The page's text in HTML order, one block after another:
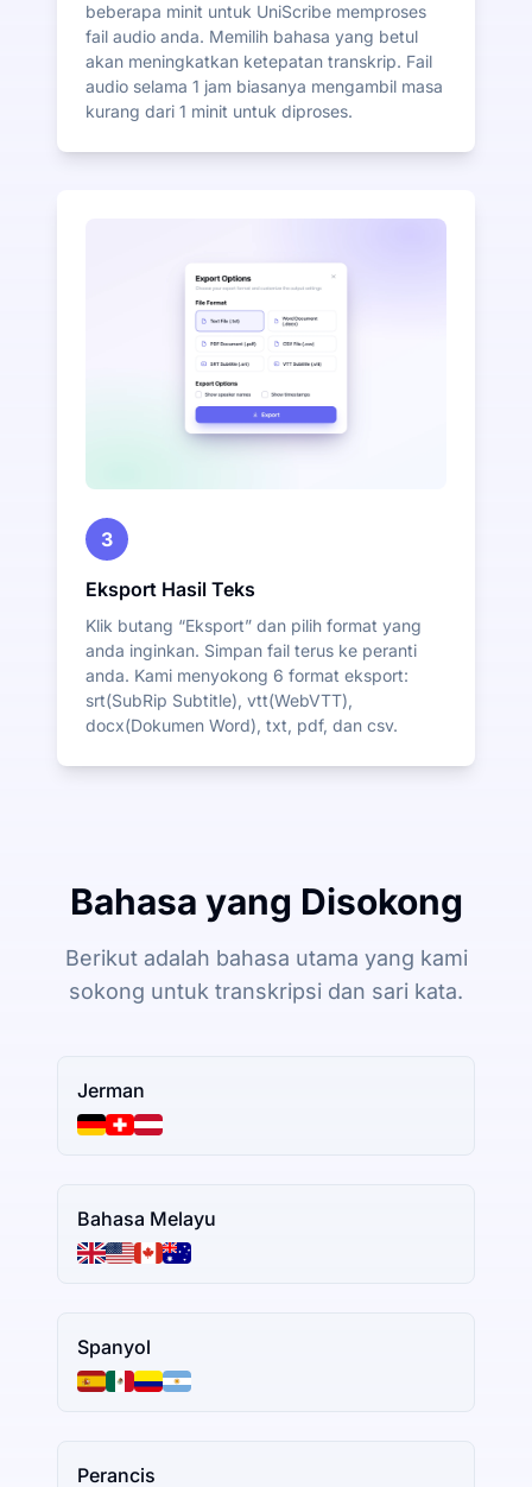
beberapa minit untuk UniScribe memproses
fail audio anda. Memilih bahasa yang betul
akan meningkatkan ketepatan transkrip. Fail
audio selama 1 jam biasanya mengambil masa
kurang dari 1 minit untuk diproses.
3
Eksport Hasil Teks
Klik butang “Eksport” dan pilih format yang
anda inginkan. Simpan fail terus ke peranti
anda. Kami menyokong 6 format eksport:
srt(SubRip Subtitle), vtt(WebVTT),
docx(Dokumen Word), txt, pdf, dan csv.
Bahasa yang Disokong
Berikut adalah bahasa utama yang kami
sokong untuk transkripsi dan sari kata.
Jerman
Bahasa Melayu
Spanyol
Perancis